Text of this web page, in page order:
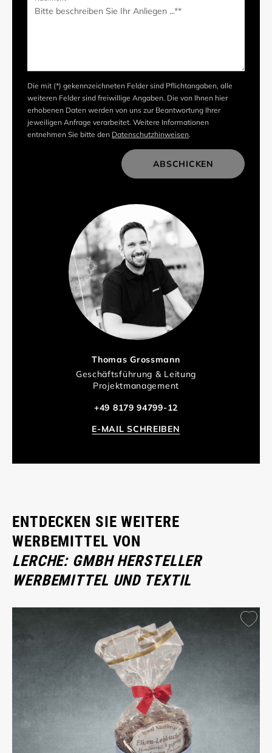
Thomas Grossmann
Geschäftsführung & Leitung
Projektmanagement
+49 8179 94799-12
E-MAIL SCHREIBEN
Die mit (*) gekennzeichneten Felder sind Pflichtangaben, alle
weiteren Felder sind freiwillige Angaben. Die von Ihnen hier
erhobenen Daten werden von uns zur Beantwortung Ihrer
jeweiligen Anfrage verarbeitet. Weitere Informationen
entnehmen Sie bitte den Datenschutzhinweisen.
ABSCHICKEN
ENTDECKEN SIE WEITERE
WERBEMITTEL VON
LERCHE: GMBH HERSTELLER
WERBEMITTEL UND TEXTIL